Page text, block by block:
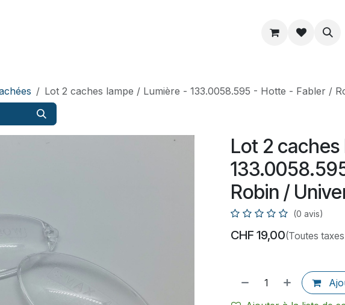
À propos
Lot 2 caches lampe / Lumière - 133.0058.595 - Hotte - Fabler /
Lot 2
Robin /
(0 avis)
CHF 19,00(Toutes